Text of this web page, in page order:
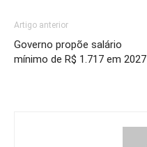
Artigo anterior
Governo propõe salário
mínimo de R$ 1.717 em 2027